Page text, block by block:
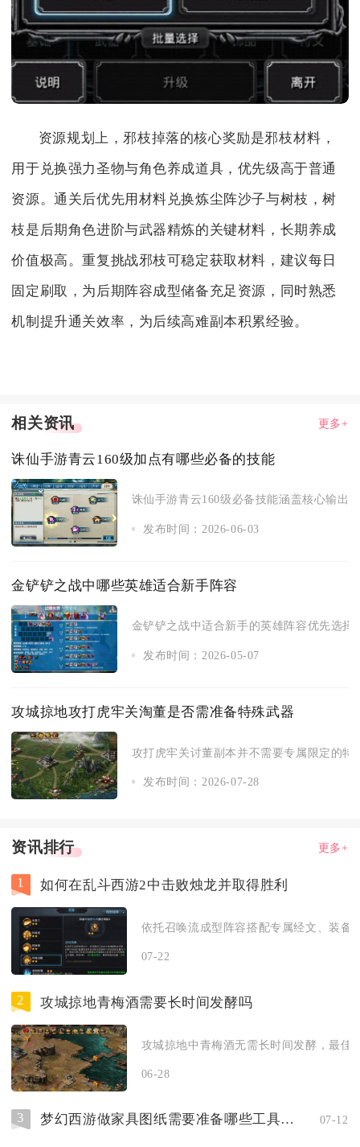
资源规划上，邪枝掉落的核心奖励是邪枝材料，
用于兑换强力圣物与角色养成道具，优先级高于普通
资源。通关后优先用材料兑换炼尘阵沙子与树枝，树
枝是后期角色进阶与武器精炼的关键材料，长期养成
价值极高。重复挑战邪枝可稳定获取材料，建议每日
固定刷取，为后期阵容成型储备充足资源，同时熟悉
机制提升通关效率，为后续高难副本积累经验。
相关资讯 更多+
诛仙手游青云160级加点有哪些必备的技能
诛仙手游青云160级必备技能涵盖核心输出
发布时间：2026-06-03
金铲铲之战中哪些英雄适合新手阵容
金铲铲之战中适合新手的英雄阵容优先选
发布时间：2026-05-07
攻城掠地攻打虎牢关淘董是否需准备特殊武器
攻打虎牢关讨董副本并不需要专属限定的
发布时间：2026-07-28
资讯排行 更多+
1 如何在乱斗西游2中击败烛龙并取得胜利
依托召唤流成型阵容搭配专属经文、装备
07-22
2 攻城掠地青梅酒需要长时间发酵吗
攻城掠地中青梅酒无需长时间发酵，最佳
06-28
3 梦幻西游做家具图纸需要准备哪些工具和设备 07-12